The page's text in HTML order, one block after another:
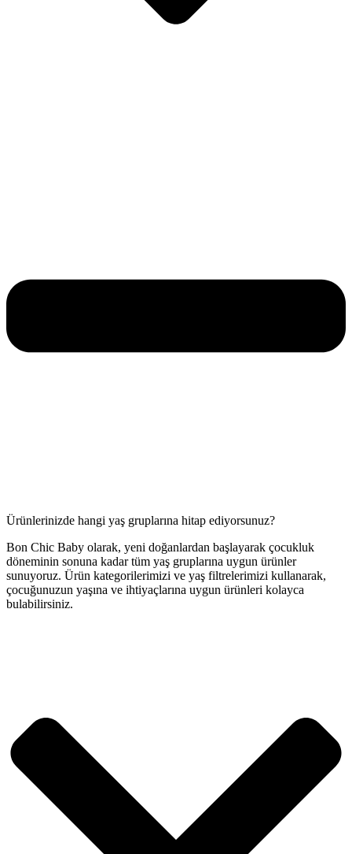
Ürünlerinizde hangi yaş gruplarına hitap ediyorsunuz?
Bon Chic Baby olarak, yeni doğanlardan başlayarak çocukluk
döneminin sonuna kadar tüm yaş gruplarına uygun ürünler
sunuyoruz. Ürün kategorilerimizi ve yaş filtrelerimizi kullanarak,
çocuğunuzun yaşına ve ihtiyaçlarına uygun ürünleri kolayca
bulabilirsiniz.